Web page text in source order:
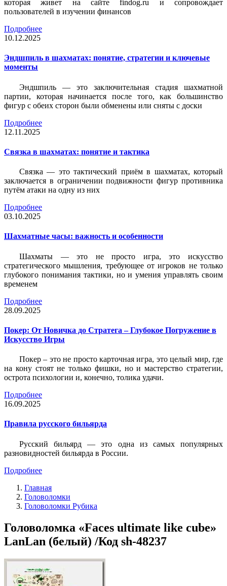
которая живет на сайте findog.ru и сопровождает
пользователей в изучении финансов
Подробнее
10.12.2025
Эндшпиль в шахматах: понятие, стратегии и ключевые
моменты
Эндшпиль — это заключительная стадия шахматной
партии, которая начинается после того, как большинство
фигур с обеих сторон были обменены или сняты с доски
Подробнее
12.11.2025
Связка в шахматах: понятие и тактика
Связка — это тактический приём в шахматах, который
заключается в ограничении подвижности фигур противника
путём атаки на одну из них
Подробнее
03.10.2025
Шахматные часы: важность и особенности
Шахматы — это не просто игра, это искусство
стратегического мышления, требующее от игроков не только
глубокого понимания тактики, но и умения управлять своим
временем
Подробнее
28.09.2025
Покер: От Новичка до Стратега – Глубокое Погружение в
Искусство Игры
Покер – это не просто карточная игра, это целый мир, где
на кону стоят не только фишки, но и мастерство стратегии,
острота психологии и, конечно, толика удачи.
Подробнее
16.09.2025
Правила русского бильярда
Русский бильярд — это одна из самых популярных
разновидностей бильярда в России.
Подробнее
Главная
Головоломки
Головоломки Рубика
Головоломка «Faces ultimate like cube»
LanLan (белый) /Код sh-48237